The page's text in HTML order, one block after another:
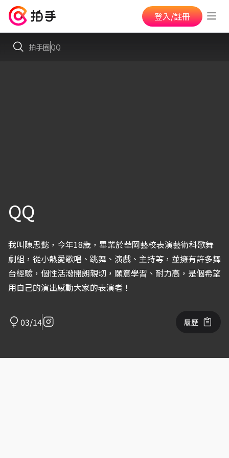
登入/註冊
拍手圈QQ
QQ
我叫陳思懿，今年18歲，畢業於華岡藝校表演藝術科歌舞
劇組，從小熱愛歌唱、跳舞、演戲、主持等，並擁有許多舞
台經驗，個性活潑開朗親切，願意學習、耐力高，是個希望
用自己的演出感動大家的表演者！
03/14 履歷